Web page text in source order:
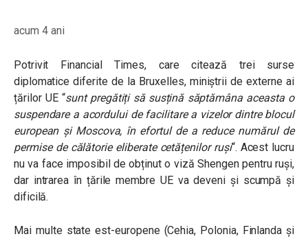
acum 4 ani
Potrivit Financial Times, care citează trei surse
diplomatice diferite de la Bruxelles, miniștrii de externe ai
țărilor UE “sunt pregătiți să susțină săptămâna aceasta o
suspendare a acordului de facilitare a vizelor dintre blocul
european și Moscova, în efortul de a reduce numărul de
permise de călătorie eliberate cetățenilor ruși“. Acest lucru
nu va face imposibil de obținut o viză Shengen pentru ruși,
dar intrarea în țările membre UE va deveni și scumpă și
dificilă.
Mai multe state est-europene (Cehia, Polonia, Finlanda și